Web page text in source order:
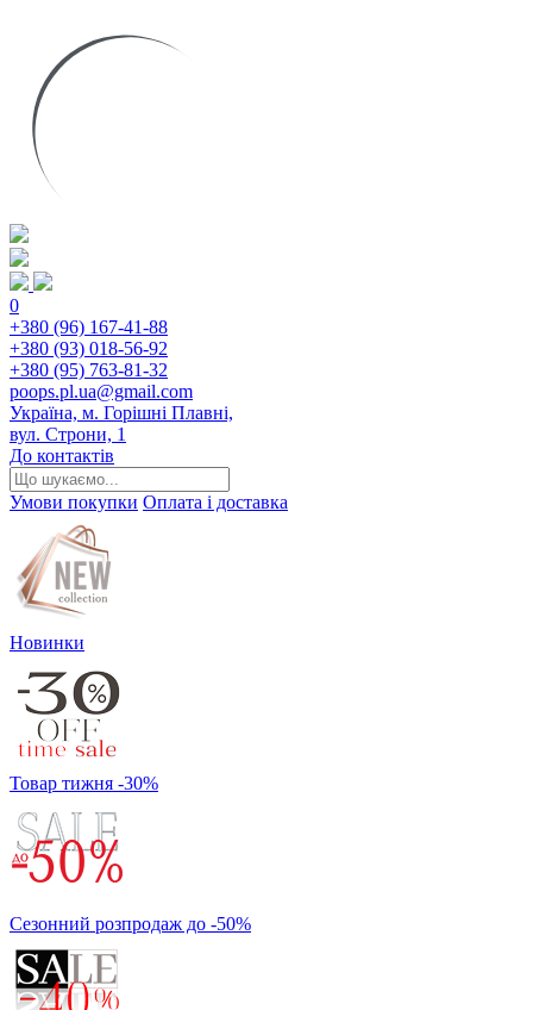
0
+380 (96) 167-41-88
+380 (93) 018-56-92
+380 (95) 763-81-32
poops.pl.ua@gmail.com
Україна, м. Горішні Плавні,
вул. Строни, 1
До контактів
Умови покупки Оплата і доставка
Новинки
Товар тижня -30%
Сезонний розпродаж до -50%